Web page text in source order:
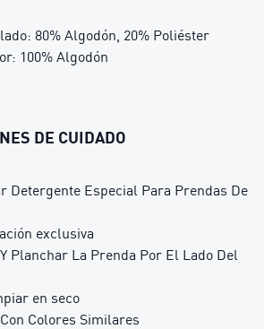
80% Algodón, 20% Poliéster
100% Algodón
DE CUIDADO
Detergente Especial Para Prendas De
exclusiva
Planchar La Prenda Por El Lado Del
en seco
Colores Similares